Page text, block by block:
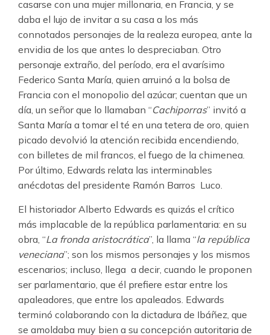
casarse con una mujer millonaria, en Francia, y se
daba el lujo de invitar a su casa a los más
connotados personajes de la realeza europea, ante la
envidia de los que antes lo despreciaban. Otro
personaje extraño, del período, era el avarísimo
Federico Santa María, quien arruinó a la bolsa de
Francia con el monopolio del azúcar; cuentan que un
día, un señor que lo llamaban “Cachiporras” invitó a
Santa María a tomar el té en una tetera de oro, quien
picado devolvió la atención recibida encendiendo,
con billetes de mil francos, el fuego de la chimenea.
Por último, Edwards relata las interminables
anécdotas del presidente Ramón Barros Luco.
El historiador Alberto Edwards es quizás el crítico
más implacable de la república parlamentaria: en su
obra, “La fronda aristocrática”, la llama “la república
veneciana”; son los mismos personajes y los mismos
escenarios; incluso, llega a decir, cuando le proponen
ser parlamentario, que él prefiere estar entre los
apaleadores, que entre los apaleados. Edwards
terminó colaborando con la dictadura de Ibáñez, que
se amoldaba muy bien a su concepción autoritaria de